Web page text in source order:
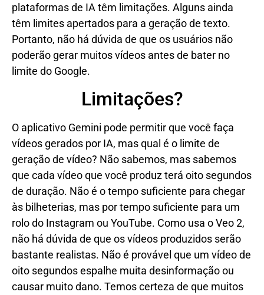
plataformas de IA têm limitações. Alguns ainda
têm limites apertados para a geração de texto.
Portanto, não há dúvida de que os usuários não
poderão gerar muitos vídeos antes de bater no
limite do Google.
Limitações?
O aplicativo Gemini pode permitir que você faça
vídeos gerados por IA, mas qual é o limite de
geração de vídeo? Não sabemos, mas sabemos
que cada vídeo que você produz terá oito segundos
de duração. Não é o tempo suficiente para chegar
às bilheterias, mas por tempo suficiente para um
rolo do Instagram ou YouTube. Como usa o Veo 2,
não há dúvida de que os vídeos produzidos serão
bastante realistas. Não é provável que um vídeo de
oito segundos espalhe muita desinformação ou
causar muito dano. Temos certeza de que muitos